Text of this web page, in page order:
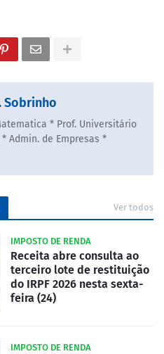
Sobrinho
* Prof. Universitário
* Admin. de Empresas *
Ver todos
IMPOSTO DE RENDA
Receita abre consulta ao
terceiro lote de restituição
do IRPF 2026 nesta sexta-
feira (24)
IMPOSTO DE RENDA